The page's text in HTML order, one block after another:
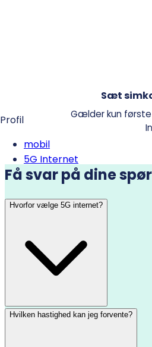
Profil
mobil
5G Internet
Sæt
Gælder kun første
Få svar på dine
Hvorfor vælge 5G internet?
Hvilken hastighed kan jeg forvente?